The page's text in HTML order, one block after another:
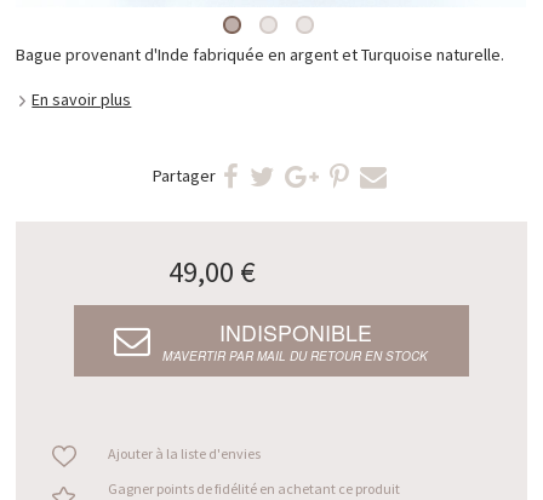
Bague provenant d'Inde fabriquée en argent et Turquoise naturelle.
En savoir plus
Partager
49,00 €
INDISPONIBLE
M’AVERTIR PAR MAIL DU RETOUR EN STOCK
Ajouter à la liste d'envies
Gagner points de fidélité en achetant ce produit